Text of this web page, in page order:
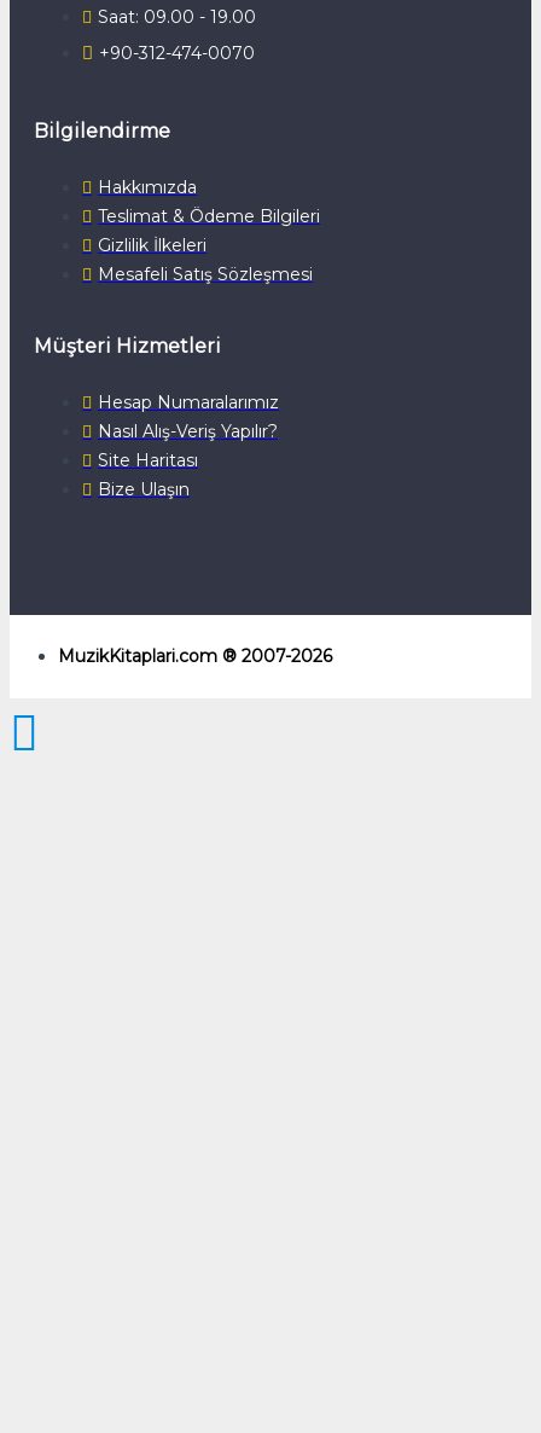
Saat: 09.00 - 19.00
+90-312-474-0070
Bilgilendirme
Hakkımızda
Teslimat & Ödeme Bilgileri
Gizlilik İlkeleri
Mesafeli Satış Sözleşmesi
Müşteri Hizmetleri
Hesap Numaralarımız
Nasıl Alış-Veriş Yapılır?
Site Haritası
Bize Ulaşın
MuzikKitaplari.com ® 2007-2026